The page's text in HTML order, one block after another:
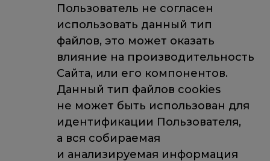
Пользователь не согласен
использовать данный тип
файлов, это может оказать
влияние на производительность
Сайта, или его компонентов.
Данный тип файлов cookies
не может быть использован для
идентификации Пользователя,
а вся собираемая
и анализируемая информация